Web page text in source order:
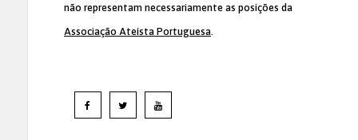
não representam necessariamente as posições da
Associação Ateísta Portuguesa.